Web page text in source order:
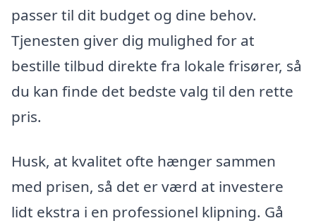
passer til dit budget og dine behov.
Tjenesten giver dig mulighed for at
bestille tilbud direkte fra lokale frisører, så
du kan finde det bedste valg til den rette
pris.
Husk, at kvalitet ofte hænger sammen
med prisen, så det er værd at investere
lidt ekstra i en professionel klipning. Gå